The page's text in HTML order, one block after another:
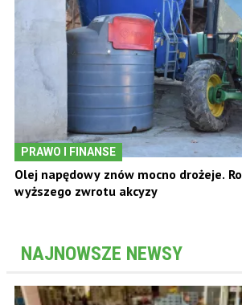
PRAWO I FINANSE
Olej napędowy znów mocno drożeje.
wyższego zwrotu akcyzy
NAJNOWSZE NEWSY